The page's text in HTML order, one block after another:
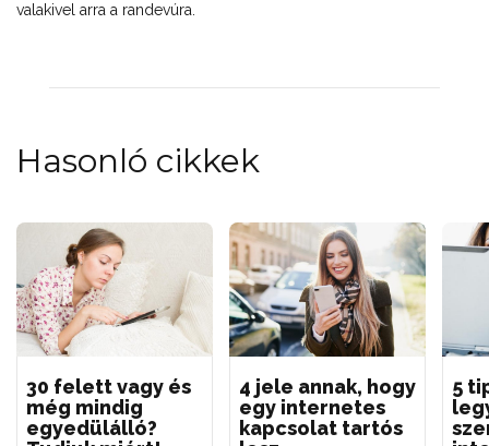
valakivel arra a randevúra.
Hasonló cikkek
30 felett vagy és
még mindig
egyedülálló?
4 jele annak, hogy
egy internetes
kapcsolat tartós
5